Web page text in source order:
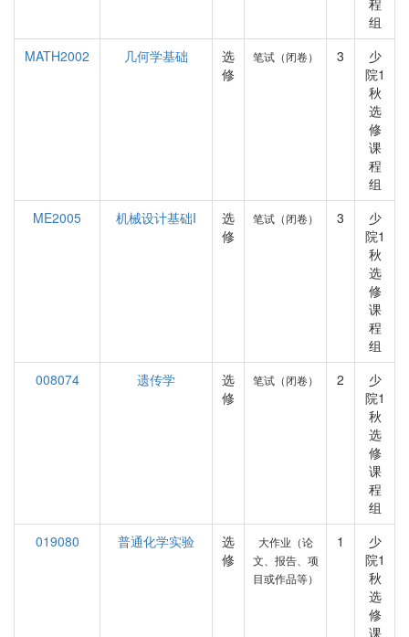
程
组
MATH2002
几何学基础
选
修
笔试（闭卷） 3
少
院1
秋
选
修
课
程
组
ME2005
机械设计基础I
选
修
笔试（闭卷） 3
少
院1
秋
选
修
课
程
组
008074
遗传学
选
修
笔试（闭卷） 2
少
院1
秋
选
修
课
程
组
019080
普通化学实验
选
修
大作业（论
文、报告、项
目或作品等）
1
少
院1
秋
选
修
课